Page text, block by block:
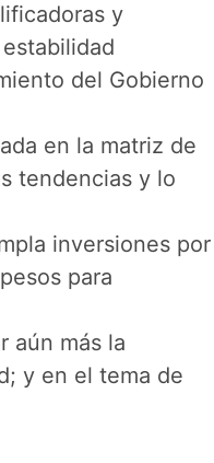
y
del Gobierno
en la matriz de
tendencias y lo
inversiones por
para
aún más la
y en el tema de